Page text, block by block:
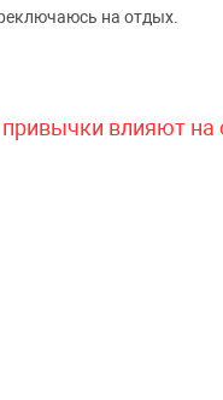
на отдых.
влияют на